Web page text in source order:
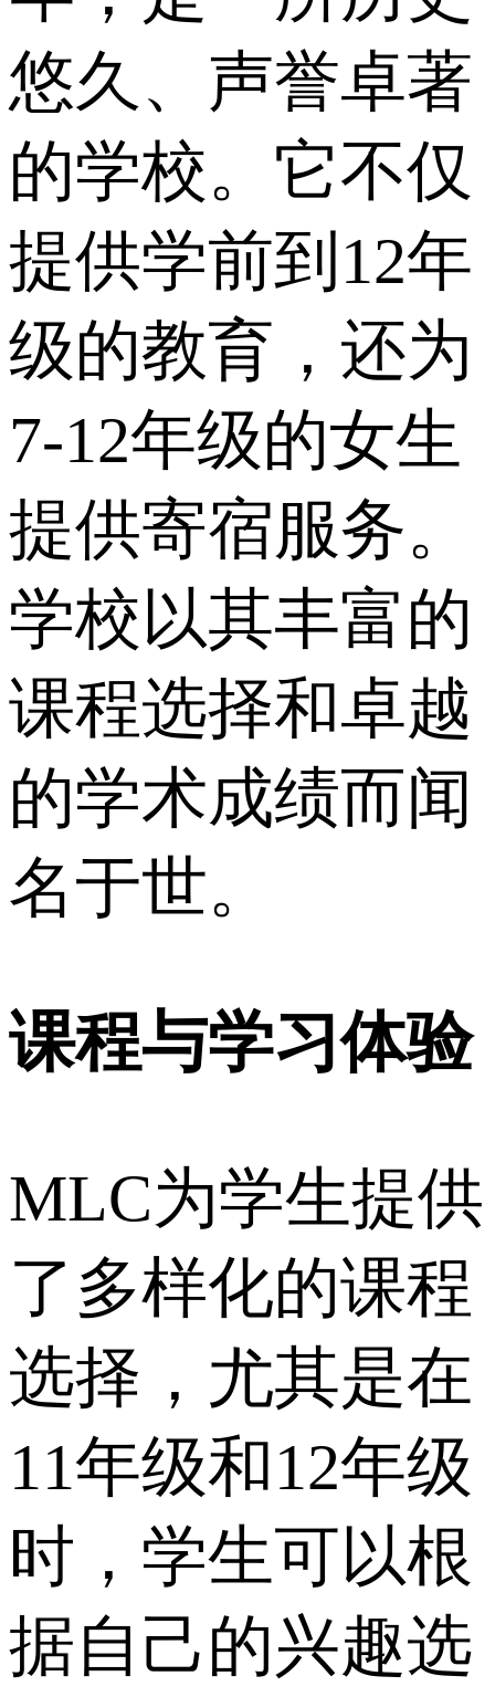
悠久、声誉卓著
的学校。它不仅
提供学前到12年
级的教育，还为
7-12年级的女生
提供寄宿服务。
学校以其丰富的
课程选择和卓越
的学术成绩而闻
名于世。
课程与学习体验
MLC为学生提供
了多样化的课程
选择，尤其是在
11年级和12年级
时，学生可以根
据自己的兴趣选